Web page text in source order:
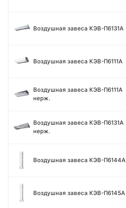
Воздушная завеса КЭВ-П6131A
Воздушная завеса КЭВ-П6111A
Воздушная завеса КЭВ-П6111A
нерж.
Воздушная завеса КЭВ-П6131A
нерж.
Воздушная завеса КЭВ-П6144A
Воздушная завеса КЭВ-П6145A